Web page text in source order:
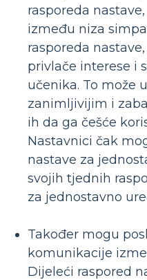
rasporeda
između niza
rasporeda
privlače interese i
učenika. To može
zanimljivijim i
ih da ga češće
Nastavnici čak
nastave za
svojih tjednih
za jednostavno
Također mogu
komunikacije
Dijeleći raspored